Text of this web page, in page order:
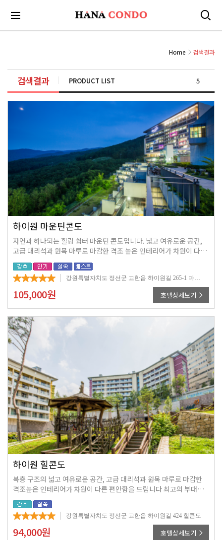
Home 검색결과
검색결과 PRODUCT LIST 5
하이원 마운틴콘도
자연과 하나되는 힐링 쉼터 마운틴 콘도입니다. 넓고 여유로운 공간,
고급 대리석과 원목 마루로 마감한 격조 높은 인테리어가 차원이 다른
편안함을 드립니다. 마운틴 스키하우스, 스키스쿨, 아테나 키친 등 최
고의 부대시설을 갖춘 마운틴 콘도에서 내 집처럼 편안한 휴식을 취해
보십시오.
105,000원 호텔상세보기
하이원 힐콘도
복층 구조의 넓고 여유로운 공간, 고급 대리석과 원목 마루로 마감한
격조높은 인테리어가 차원이 다른 편안함을 드립니다 최고의 부대시
설을 갖춘 마운틴 콘도에서 내 집처럼 편안한 휴식을 취해 보세요
강원특별자치도 정선군 고한읍 하이원길 424 힐콘도
94,000원 호텔상세보기